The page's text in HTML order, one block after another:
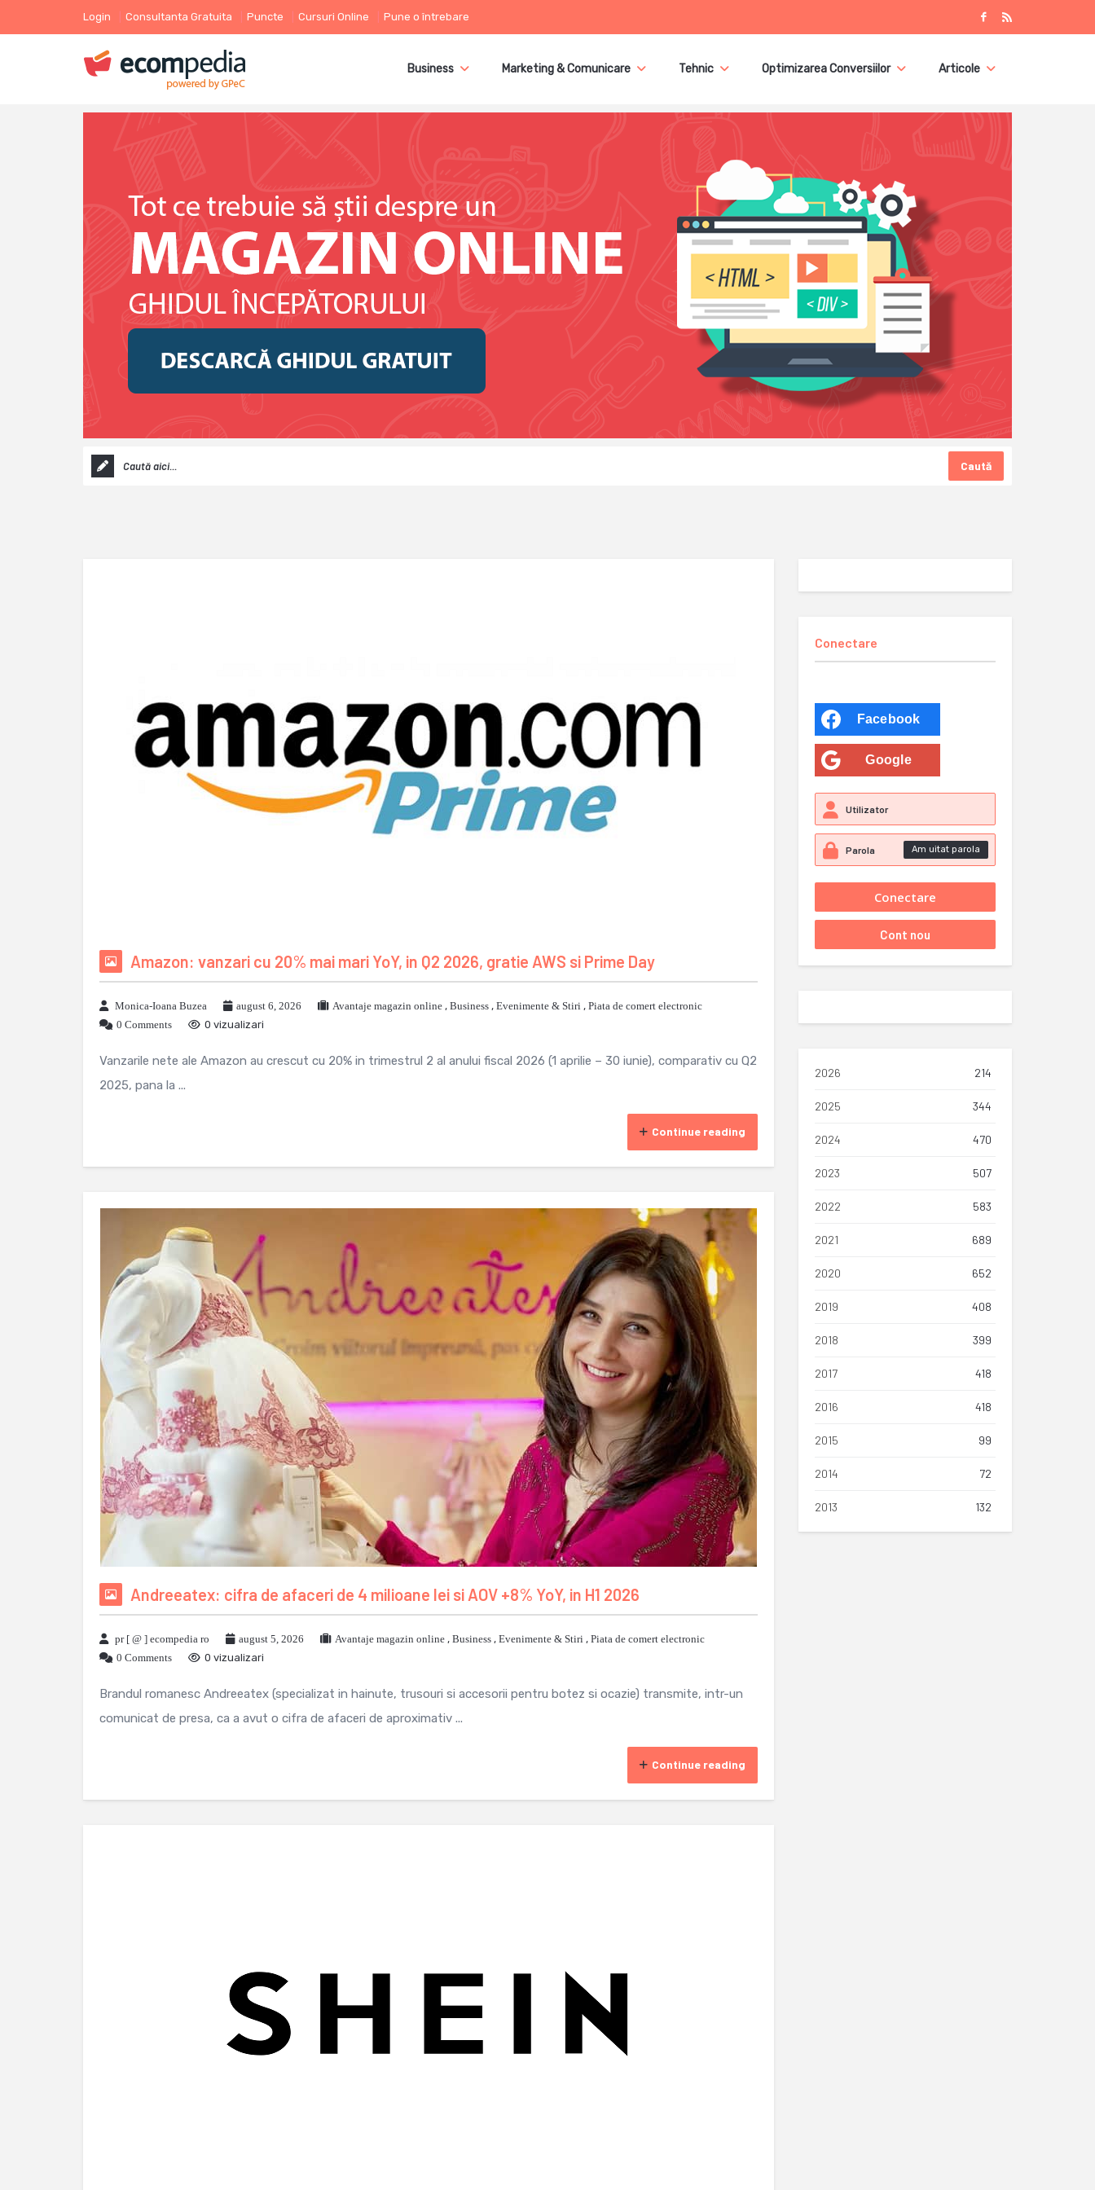
Login Consultanta Gratuita Puncte Cursuri Online Pune o întrebare
Business Marketing & Comunicare Tehnic Optimizarea Conversiilor Articole
Caută
Amazon: vanzari cu 20% mai mari YoY, in Q2 2026, gratie AWS si Prime Day
Monica-Ioana Buzea august 6, 2026 Avantaje magazin online , Business , Evenimente & Stiri , Piata de comert electronic
0 Comments
0 vizualizari
Vanzarile nete ale Amazon au crescut cu 20% in trimestrul 2 al anului fiscal 2026 (1 aprilie – 30 iunie), comparativ cu Q2
2025, pana la ...
Continue reading
Andreeatex: cifra de afaceri de 4 milioane lei si AOV +8% YoY, in H1 2026
pr [ @ ] ecompedia ro august 5, 2026 Avantaje magazin online , Business , Evenimente & Stiri , Piata de comert electronic
0 Comments
0 vizualizari
Brandul romanesc Andreeatex (specializat in hainute, trusouri si accesorii pentru botez si ocazie) transmite, intr-un
comunicat de presa, ca a avut o cifra de afaceri de aproximativ ...
Continue reading
Conectare
Facebook
Google
Am uitat parola
2026 214
2025 344
2024 470
2023 507
2022 583
2021 689
2020 652
2019 408
2018 399
2017 418
2016 418
2015 99
2014 72
2013 132